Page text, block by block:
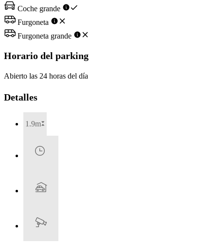
Coche grande
Furgoneta
Furgoneta grande
Horario del parking
Abierto las 24 horas del día
Detalles
1.9m